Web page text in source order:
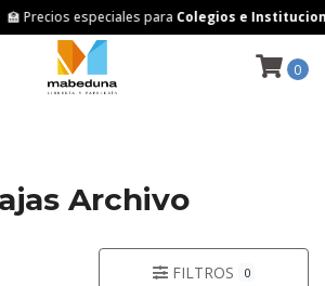
🏫 Precios especiales paraColegios e
0
Archivo
FILTROS 0